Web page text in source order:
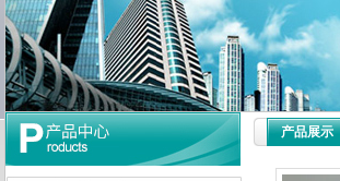
防爆泛光灯
产品展示